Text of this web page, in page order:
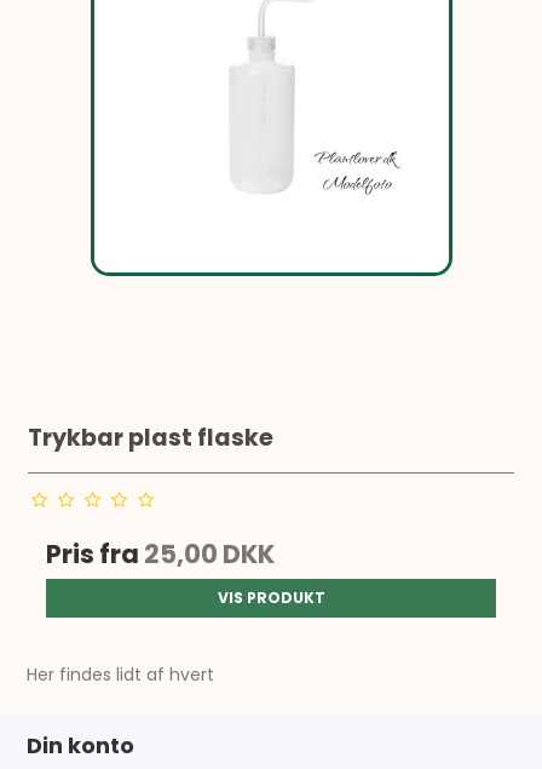
Trykbar plast flaske
Pris fra 25,00 DKK
VIS PRODUKT
Her findes lidt af hvert
Din konto